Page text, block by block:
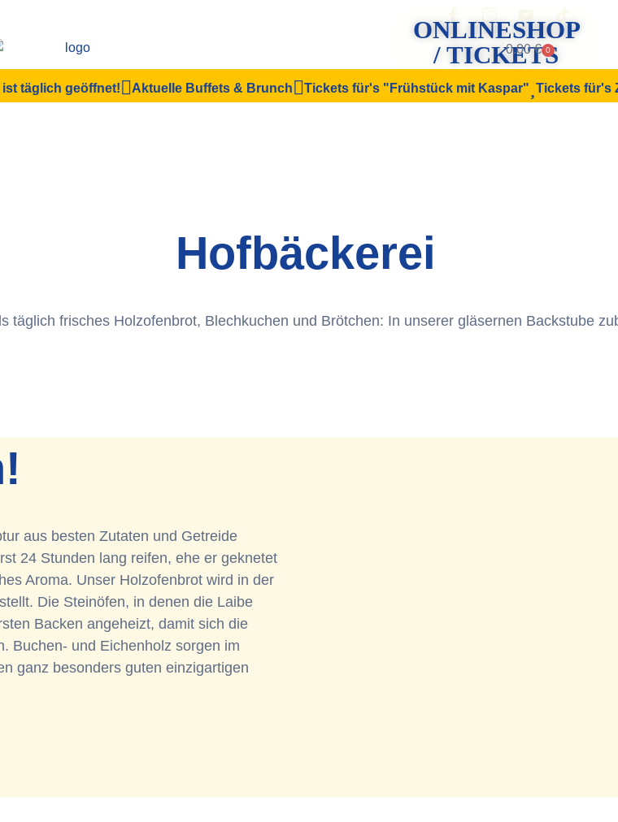
0.00€ 0
ONLINESHOP
/ TICKETS
täglich geöffnet! Aktuelle Buffets & Brunch Tickets für's "Frühstück mit Kaspar" Tickets für's
Hofbäckerei
täglich frisches Holzofenbrot, Blechkuchen und Brötchen: In unserer gläsernen Backstube
aus besten Zutaten und Getreide
24 Stunden lang reifen, ehe er geknetet
Aroma. Unser Holzofenbrot wird in der
Die Steinöfen, in denen die Laibe
Backen angeheizt, damit sich die
Buchen- und Eichenholz sorgen im
ganz besonders guten einzigartigen